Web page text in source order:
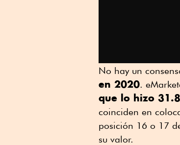
No hay un
en 2020.
que lo hizo
coinciden en
posición 16 o 17
su valor.